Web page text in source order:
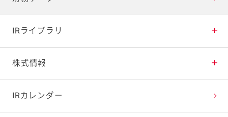
事業のなりたち
事業内容
海外展開
IRライブラリ
IRイベント
決算短信
株式情報
配当情報
IRカレンダー